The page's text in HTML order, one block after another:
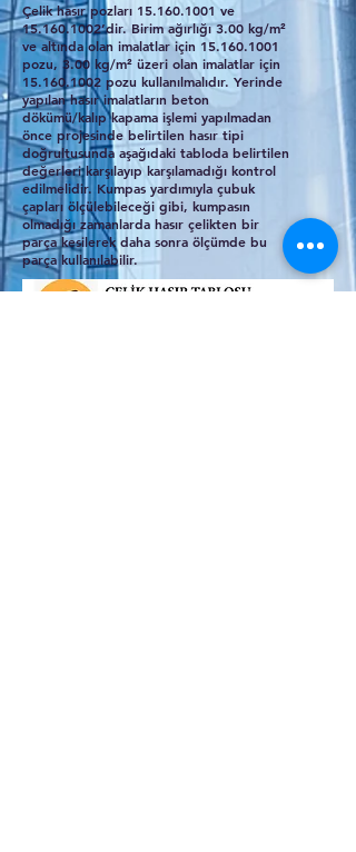
Çelik hasır pozları 15.160.1001ve
15.160.1002’dir. Birim ağırlığı 3.00 kg/m²
ve altında olan imalatlar için 15.160.1001
pozu, 3.00 kg/m² üzeri olan imalatlar için
15.160.1002 pozu kullanılmalıdır. Yerinde
yapılan hasır imalatların beton
dökümü/kalıp kapama işlemi yapılmadan
önce projesinde belirtilen hasır tipi
doğrultusunda aşağıdaki tabloda belirtilen
değerleri karşılayıp karşılamadığı kontrol
edilmelidir. Kumpas yardımıyla çubuk
çapları ölçülebileceği gibi, kumpasın
olmadığı zamanlarda hasır çelikten bir
parça kesilerek daha sonra ölçümde bu
parça kullanılabilir.